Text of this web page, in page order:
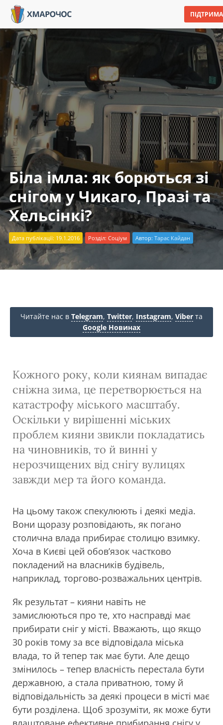
Біла імла: як борються зі
снігом у Чикаго, Празі та
Хельсінкі?
Дата публікації: 19.1.2016 Розділ: Соціум Автор: Тарас Кайдан
Читайте нас в Telegram, Twitter, Instagram, Viber та
Google Новинах
Кожного року, коли киянам випадає
сніжна зима, це перетворюється на
катастрофу міського масштабу.
Оскільки у вирішенні міських
проблем кияни звикли покладатись
на чиновників, то й винні у
нерозчищених від снігу вулицях
завжди мер та його команда.
На цьому також спекулюють і деякі медіа.
Вони щоразу розповідають, як погано
столична влада прибирає столицю взимку.
Хоча в Києві цей обов’язок частково
покладений на власників будівель,
наприклад, торгово-розважальних центрів.
Як результат – кияни навіть не
замислюються про те, хто насправді має
прибирати сніг у місті. Вважають, що якщо
30 років тому за все відповідала міська
влада, то й тепер так має бути. Але дещо
змінилось – тепер власність перестала бути
державною, а стала приватною, тому й
відповідальність за деякі процеси в місті має
бути розділена. Щоб зрозуміти, як може бути